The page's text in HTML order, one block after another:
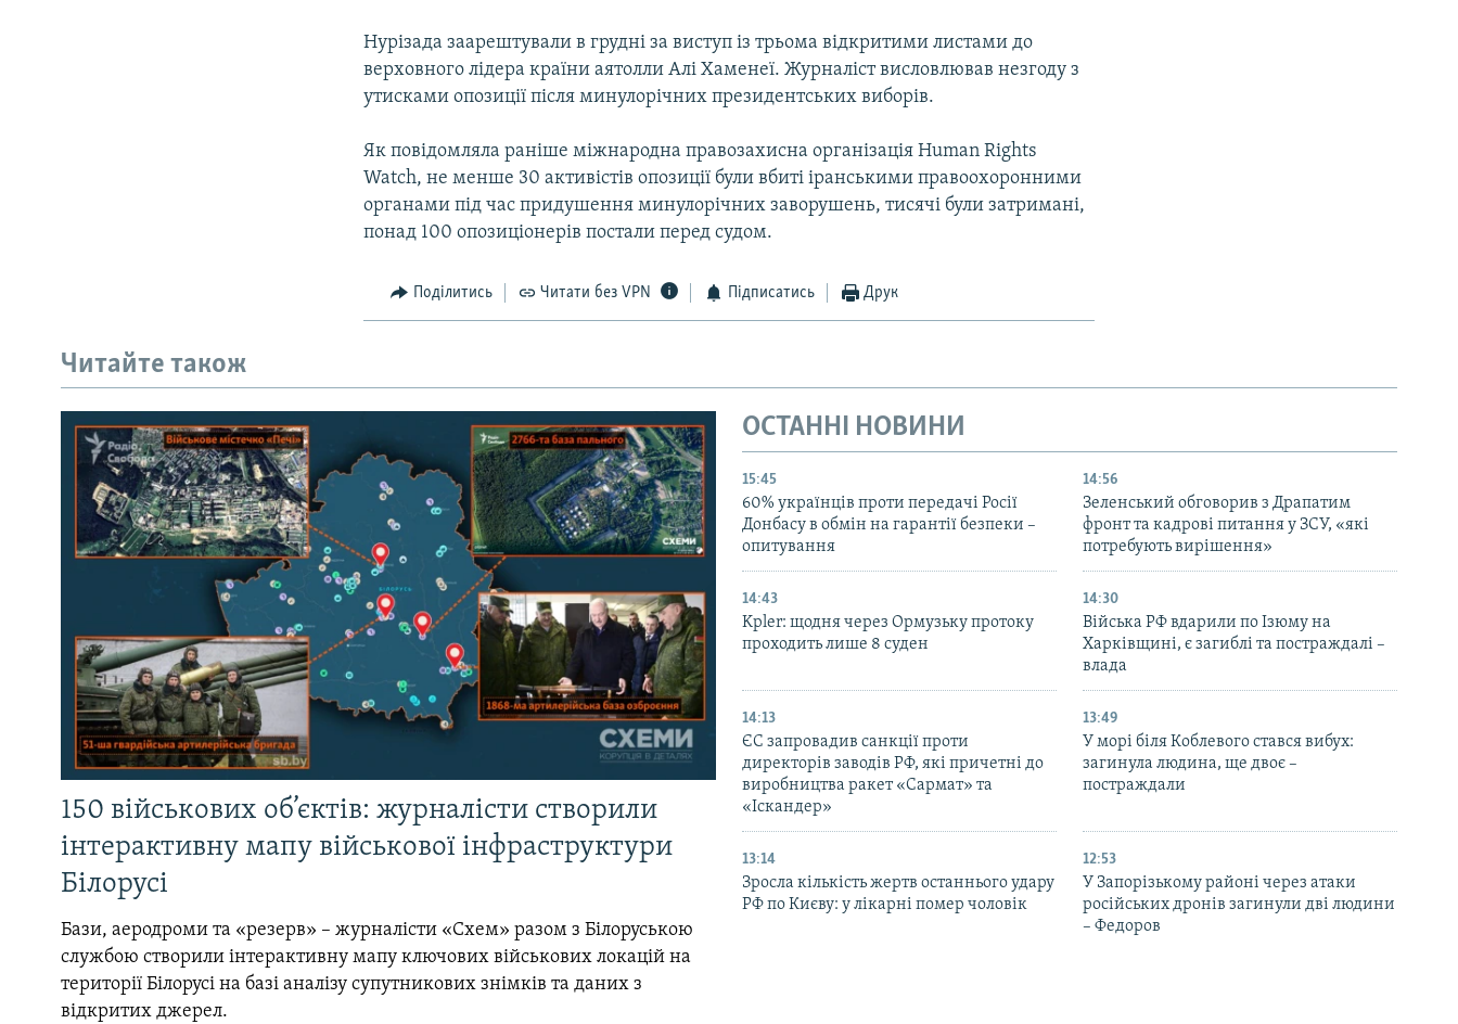
Нурізада заарештували в грудні за виступ із трьома відкритими листами до
верховного лідера країни аятолли Алі Хаменеї. Журналіст висловлював незгоду з
утисками опозиції після минулорічних президентських виборів.
Як повідомляла раніше міжнародна правозахисна організація Human Rights
Watch, не менше 30 активістів опозиції були вбиті іранськими правоохоронними
органами під час придушення минулорічних заворушень, тисячі були затримані,
понад 100 опозиціонерів постали перед судом.
Поділитись Читати без VPN Підписатись Друк
Читайте також
150 військових об’єктів: журналісти створили
інтерактивну мапу військової інфраструктури
Білорусі
Бази, аеродроми та «резерв» – журналісти «Схем» разом з Білоруською
службою створили інтерактивну мапу ключових військових локацій на
території Білорусі на базі аналізу супутникових знімків та даних з
відкритих джерел.
ОСТАННІ НОВИНИ
15:45
60% українців проти передачі Росії
Донбасу в обмін на гарантії безпеки –
опитування
14:56
Зеленський обговорив з Драпатим
фронт та кадрові питання у ЗСУ, «які
потребують вирішення»
14:43
Kpler: щодня через Ормузьку протоку
проходить лише 8 суден
14:30
Війська РФ вдарили по Ізюму на
Харківщині, є загиблі та постраждалі –
влада
14:13
ЄС запровадив санкції проти
директорів заводів РФ, які причетні до
виробництва ракет «Сармат» та
«Іскандер»
13:49
У морі біля Коблевого стався вибух:
загинула людина, ще двоє –
постраждали
13:14
Зросла кількість жертв останнього удару
РФ по Києву: у лікарні помер чоловік
12:53
У Запорізькому районі через атаки
російських дронів загинули дві людини
– Федоров